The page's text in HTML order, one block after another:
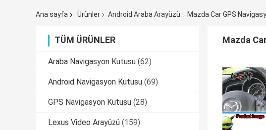
Ana sayfa
Ürünler Android Araba Arayüzü Mazda Car GPS
TÜM ÜRÜNLER
Araba Navigasyon Kutusu (62)
Android Navigasyon Kutusu (69)
GPS Navigasyon Kutusu (28)
Lexus Video Arayüzü (159)
Mazda